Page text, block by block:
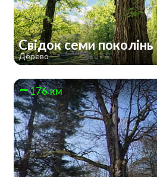
Свідок семи поколінь
Дерево
176 км